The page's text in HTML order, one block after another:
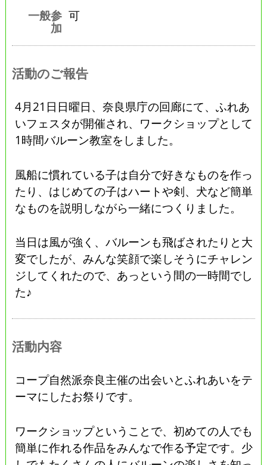
一般参
加
可
活動のご報告
4月21日日曜日、奈良県庁の回廊にて、ふれあ
いフェスタが開催され、ワークショップとして
1時間バルーン教室をしました。
風船に慣れている子は自分で好きなものを作っ
たり、はじめての子はハートや剣、犬など簡単
なものを説明しながら一緒につくりました。
当日は風が強く、バルーンも飛ばされたりと大
変でしたが、みんな笑顔で楽しそうにチャレン
ジしてくれたので、あっという間の一時間でし
た♪
活動内容
コープ自然派奈良主催の出会いとふれあいをテ
ーマにしたお祭りです。
ワークショップということで、初めての人でも
簡単に作れる作品をみんなで作る予定です。少